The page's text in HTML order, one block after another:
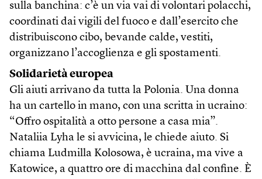
sulla banchina: c’è un via vai di volontari polacchi,
coordinati dai vigili del fuoco e dall’esercito che
distribuiscono cibo, bevande calde, vestiti,
organizzano l’accoglienza e gli spostamenti.
Solidarietà europea
Gli aiuti arrivano da tutta la Polonia. Una donna
ha un cartello in mano, con una scritta in ucraino:
“Offro ospitalità a otto persone a casa mia”.
Nataliia Lyha le si avvicina, le chiede aiuto. Si
chiama Ludmilla Kolosowa, è ucraina, ma vive a
Katowice, a quattro ore di macchina dal confine. È